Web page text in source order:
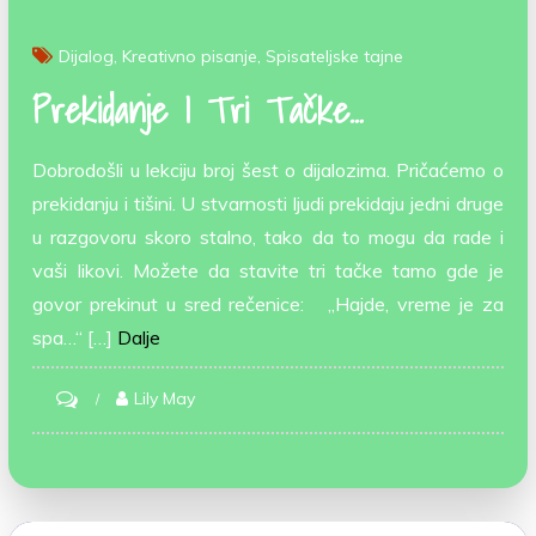
Dijalog Kreativno pisanje Spisateljske tajne
Prekidanje I Tri Tačke…
Dobrodošli u lekciju broj šest o dijalozima. Pričaćemo o
prekidanju i tišini. U stvarnosti ljudi prekidaju jedni druge
u razgovoru skoro stalno, tako da to mogu da rade i
vaši likovi. Možete da stavite tri tačke tamo gde je
govor prekinut u sred rečenice: „Hajde, vreme je za
spa…“ […] Dalje
on
Prekidanje
Lily May